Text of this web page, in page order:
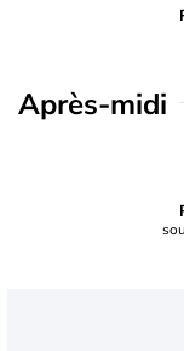
Après-midi